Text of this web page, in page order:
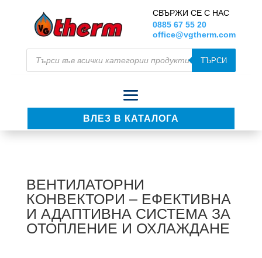
СВЪРЖИ СЕ С НАС
0885 67 55 20
office@vgtherm.com
Products
search
ТЪРСИ
ВЛЕЗ В КАТАЛОГА
ВЕНТИЛАТОРНИ
КОНВЕКТОРИ – ЕФЕКТИВНА
И АДАПТИВНА СИСТЕМА ЗА
ОТОПЛЕНИЕ И ОХЛАЖДАНЕ